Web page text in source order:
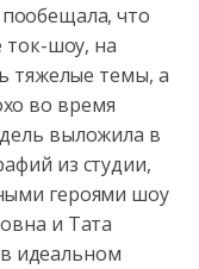
что
ток-шоу, на
тяжелые темы, а
во время
выложила в
из студии,
героями шоу
и Тата
идеальном